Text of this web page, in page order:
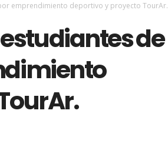
emprendimiento deportivo y proyecto TourAr.
de